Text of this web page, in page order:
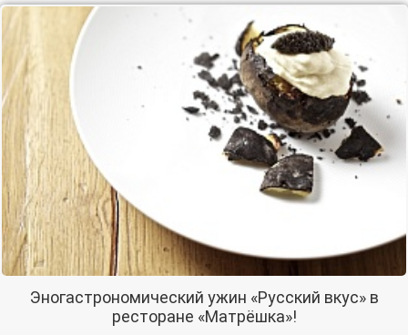
Эногастрономический ужин «Русский вкус» в
ресторане «Матрёшка»!